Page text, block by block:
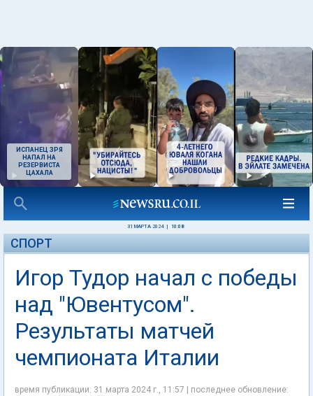
ИСПАНЕЦ ЗРЯ
НАПАЛ НА
РЕЗЕРВИСТА
ЦАХАЛА
31 МАРТА 2024 10:08
СПОРТ
Игор Тудор начал с победы
над "Ювентусом".
Результаты матчей
чемпионата Италии
время публикации: 31 марта 2024 г., 11:57 | последнее обновление: